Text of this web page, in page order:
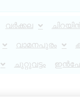
വർക്കല
വാമനപുരം
ചുറ്റുവട്ടം